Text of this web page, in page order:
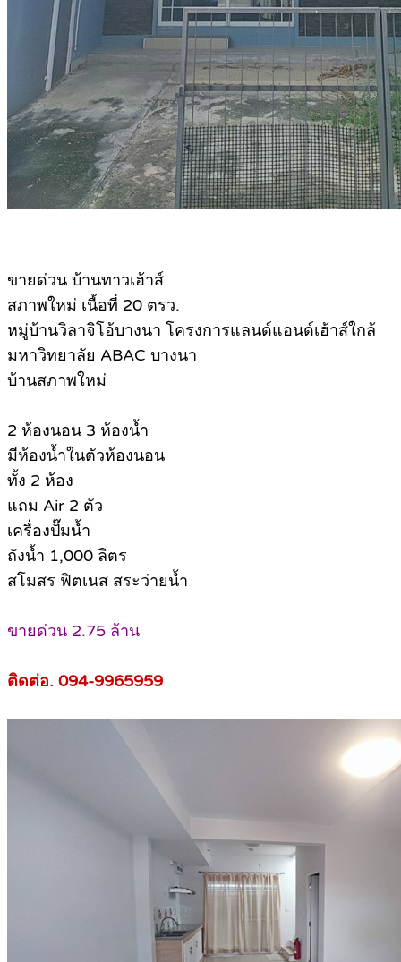
ขายด่วน บ้านทาวเฮ้าส์
สภาพใหม่ เนื้อที่ 20 ตรว.
หมู่บ้านวิลาจิโอ้บางนา โครงการแลนด์แอนด์เฮ้าส์ใกล้
มหาวิทยาลัย ABAC บางนา
บ้านสภาพใหม่
2 ห้องนอน 3 ห้องน้ำ
มีห้องน้ำในตัวห้องนอน
ทั้ง 2 ห้อง
แถม Air 2 ตัว
เครื่องปั๊มน้ำ
ถังน้ำ 1,000 ลิตร
สโมสร ฟิตเนส สระว่ายน้ำ
ขายด่วน 2.75 ล้าน
ติดต่อ. 094-9965959